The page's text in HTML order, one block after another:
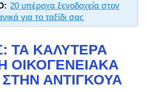
20 υπέροχα ξενοδοχεία στον
για το ταξίδι σας
ΤΑ ΚΑΛΎΤΕΡΑ
ΟΙΚΟΓΕΝΕΙΑΚΆ
ΑΝΤΊΓΚΟΥΑ